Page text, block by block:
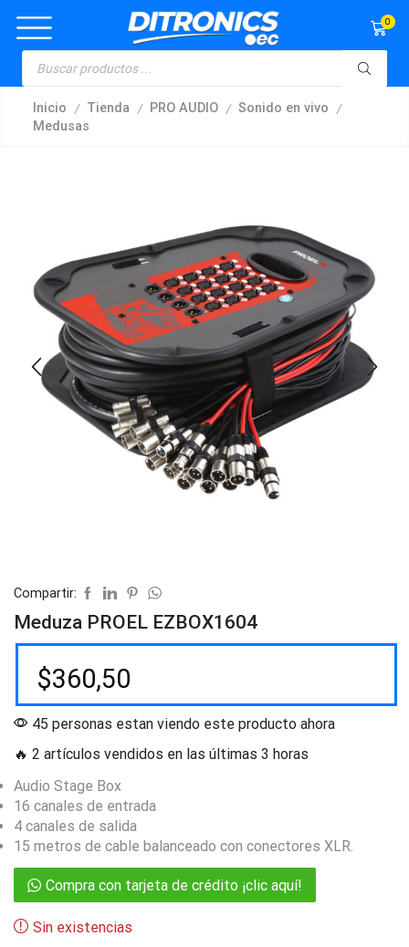
0
Inicio / Tienda / PRO AUDIO / Sonido en vivo /
Medusas
Compartir:
Meduza PROEL EZBOX1604
$360,50
45 personas estan viendo este producto ahora
🔥 2 artículos vendidos en las últimas 3 horas
Audio Stage Box
16 canales de entrada
4 canales de salida
15 metros de cable balanceado con conectores XLR.
Compra con tarjeta de crédito ¡clic aquí!
Sin existencias